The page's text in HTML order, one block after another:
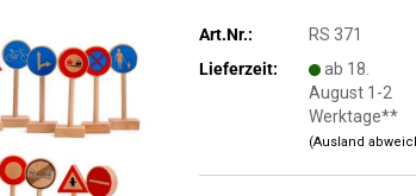
Art.Nr.:
RS 371
Lieferzeit:
ab 18.
August 1-2
Werktage**
(Ausland